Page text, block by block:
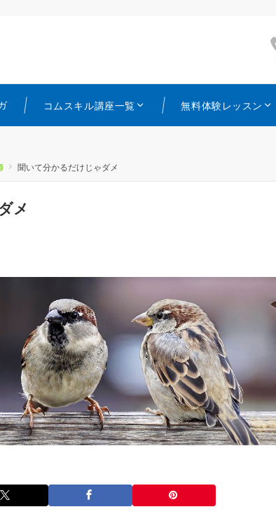
コムスキル講座一覧 無料体験レッスン
聞いて分かるだけじゃダメ
メ